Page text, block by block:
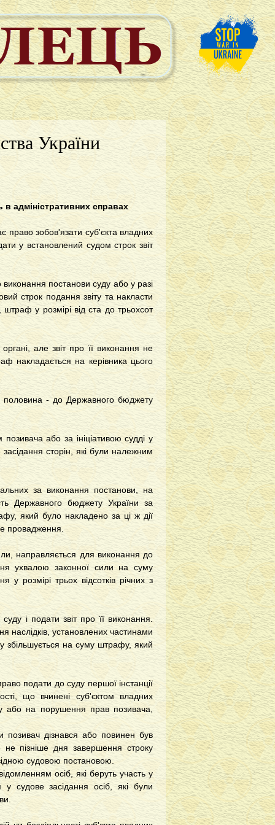
України
адміністративних справах
право зобов'язати суб'єкта владних
у встановлений судом строк звіт
постанови суду або у разі
строк подання звіту та накласти
у розмірі від ста до трьохсот
але звіт про її виконання не
накладається на керівника цього
половина - до Державного бюджету
або за ініціативою судді у
сторін, які були належним
за виконання постанови, на
Державного бюджету України за
який було накладено за ці ж дії
провадження.
направляється для виконання до
ухвалою законної сили на суму
у розмірі трьох відсотків річних з
і подати звіт про її виконання.
наслідків, установлених частинами
збільшується на суму штрафу, який
подати до суду першої інстанції
що вчинені суб'єктом владних
або на порушення прав позивача,
дізнався або повинен був
не пізніше дня завершення строку
судовою постановою.
осіб, які беруть участь у
судове засідання осіб, які були